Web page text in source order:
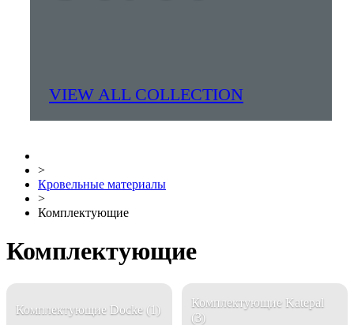
VIEW ALL COLLECTION
>
Кровельные материалы
>
Комплектующие
Комплектующие
Комплектующие Docke (1)
Комплектующие Katepal
(3)